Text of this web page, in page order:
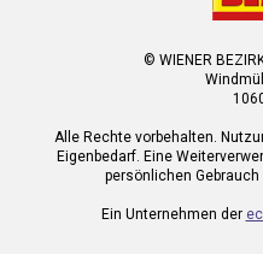
© WIENER
Alle Rechte vorbehalten.
Eigenbedarf. Eine
persönlichen
Ein Unternehmen der